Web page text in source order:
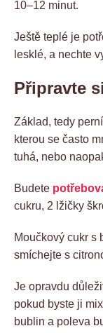
10–12 minut.
Ještě teplé je
lesklé, a nechte
Připravte
Základ, tedy
kterou se často
tuhá, nebo
Budete
cukru, 2 lžičky
Moučkový cukr s
smíchejte s
Je opravdu
pokud byste ji
bublin a poleva